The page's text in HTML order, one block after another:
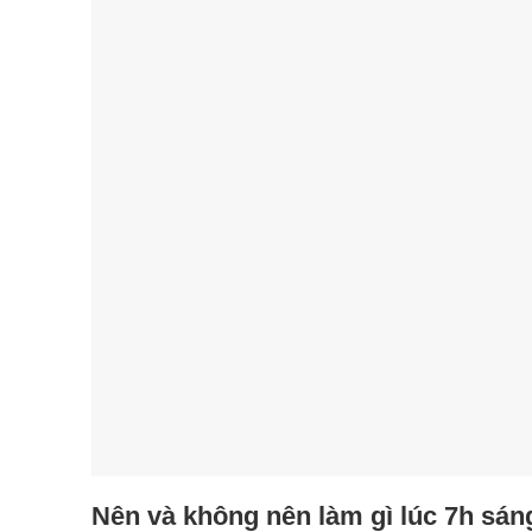
Nên và không nên làm gì lúc 7h